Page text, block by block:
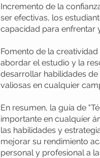
Incremento de la
ser efectivas, los
capacidad para enfrentar
Fomento de la
abordar el estudio y la
desarrollar habilidades
valiosas en cualquier
En resumen, la guía de
importante en cualquier
las habilidades y
mejorar su rendimiento
personal y profesional a